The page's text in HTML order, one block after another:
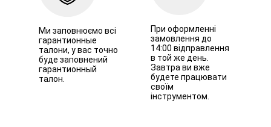
Ми заповнюємо всі
гарантионные
талони, у вас точно
буде заповнений
гарантионный
талон.
При оформленні
замовлення до
14:00 відправлення
в той же день.
Завтра ви вже
будете працювати
своїм
інструментом.